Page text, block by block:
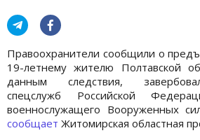
Правоохранители сообщили о
19-летнему жителю Полтавской
данным следствия,
спецслужб Российской
военнослужащего Вооруженных
сообщает Житомирская областная